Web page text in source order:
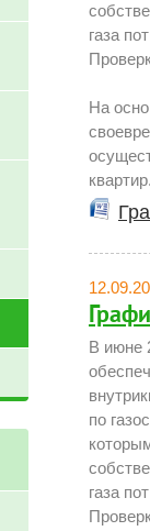
газа
На
В июне
по
газа